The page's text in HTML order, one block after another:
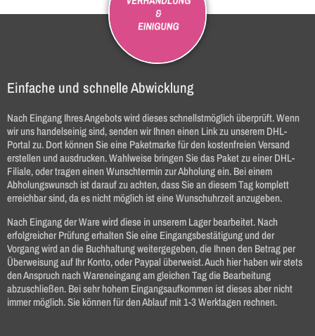
Einfache und schnelle Abwicklung
Nach Eingang Ihres Angebots wird dieses schnellstmöglich überprüft. Wenn
wir uns handelseinig sind, senden wir Ihnen einen Link zu unserem DHL-
Portal zu. Dort können Sie eine Paketmarke für den kostenfreien Versand
erstellen und ausdrucken. Wahlweise bringen Sie das Paket zu einer DHL-
Filiale, oder tragen einen Wunschtermin zur Abholung ein. Bei einem
Abholungswunsch ist darauf zu achten, dass Sie an diesem Tag komplett
erreichbar sind, da es nicht möglich ist eine Wunschuhrzeit anzugeben.
Nach Eingang der Ware wird diese in unserem Lager bearbeitet. Nach
erfolgreicher Prüfung erhalten Sie eine Eingangsbestätigung und der
Vorgang wird an die Buchhaltung weitergegeben, die Ihnen den Betrag per
Überweisung auf Ihr Konto, oder Paypal überweist. Auch hier haben wir stets
den Anspruch nach Wareneingang am gleichen Tag die Bearbeitung
abzuschließen. Bei sehr hohem Eingangsaufkommen ist dieses aber nicht
immer möglich. Sie können für den Ablauf mit 1-3 Werktagen rechnen.